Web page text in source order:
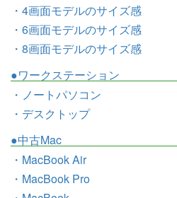
・4画面モデルのサイズ感
・6画面モデルのサイズ感
・8画面モデルのサイズ感
●ワークステーション
・ノートパソコン
・デスクトップ
●中古Mac
・MacBook Air
・MacBook Pro